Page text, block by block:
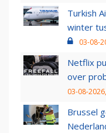
Turkish
winter
03-08-
Netflix
over
03-08-
Brussel